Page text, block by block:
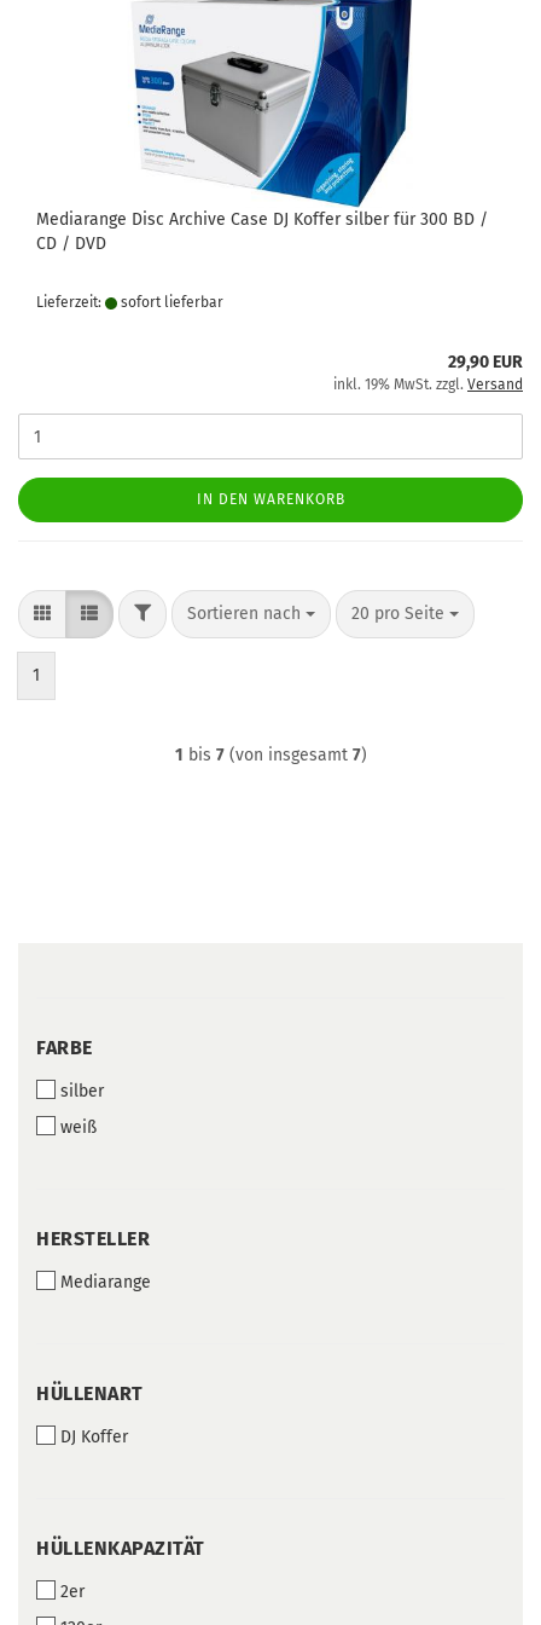
Mediarange Disc Archive Case DJ Koffer silber für 300 BD /
CD / DVD
Lieferzeit: sofort lie­fer­bar
29,90 EUR
inkl. 19% MwSt. zzgl. Versand
IN DEN WARENKORB
FILTERSortieren nach
Sortieren nach 20 pro Seite
pro Seite
1
1 bis 7(von insgesamt 7)
FARBE
FARBE
silber
weiß
HERSTELLER
HERSTELLER
Mediarange
HÜLLENART
HÜLLENART
DJ Koffer
HÜLLENKAPAZITÄT
HÜLLENKAPAZITÄT
2er